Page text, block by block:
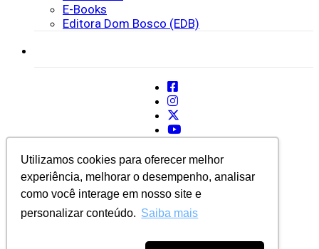
Utilizamos cookies para oferecer melhor
experiência, melhorar o desempenho, analisar
como você interage em nosso site e
personalizar conteúdo. Saiba mais
E-Books
Editora Dom Bosco (EDB)